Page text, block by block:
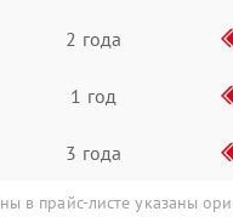
2 года
1 год
3 года
в прайс-листе указаны